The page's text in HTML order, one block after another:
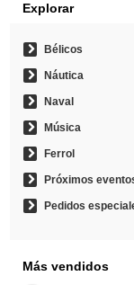
Explorar
Bélicos
Náutica
Naval
Música
Ferrol
Próximos
Pedidos
Más vendidos